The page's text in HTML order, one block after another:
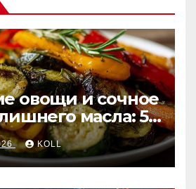
овощи и сочное
масла: 5
блюд в
о которых вы не
KOLL